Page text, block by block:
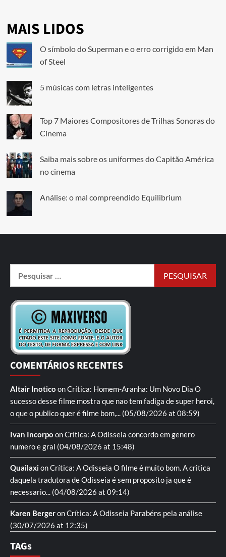
MAIS LIDOS
O símbolo do Superman e o erro corrigido em Man
of Steel
5 músicas com letras inteligentes
Top 7 Maiores Compositores de Trilhas Sonoras do
Cinema
Saiba mais sobre os uniformes do Capitão América
no cinema
Análise: o mal compreendido Equilibrium
COMENTÁRIOS RECENTES
Altair Inotico onCrítica: Homem-Aranha: Um Novo Dia O
sucesso desse filme mostra que nao tem fadiga de super heroi,
o que o publico quer é filme bom,... (05/08/2026 at 08:59)
Ivan Incorpo onCrítica: A Odisseia concordo em genero
numero e gral (04/08/2026 at 15:48)
QuailaxionCrítica: A Odisseia O filme é muito bom. A critica
daquela tradutora de Odisseia é sem proposito ja que é
necessario... (04/08/2026 at 09:14)
Karen BergeronCrítica: A Odisseia Parabéns pela análise
(30/07/2026 at 12:35)
TAGs